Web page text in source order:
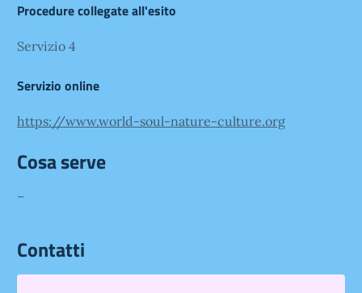
Procedure collegate all'esito
Servizio 4
Servizio online
https://www.world-soul-nature-culture.org
Cosa serve
–
Contatti